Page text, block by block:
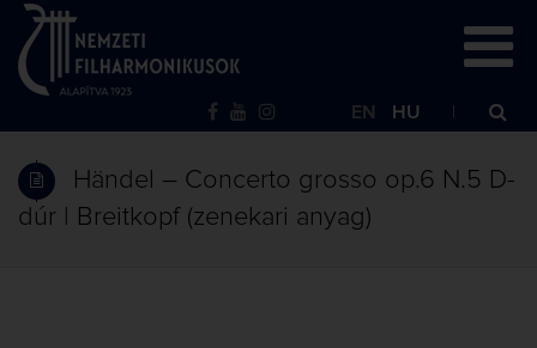
EN HU
Händel – Concerto grosso op.6 N.5 D-
dúr | Breitkopf (zenekari anyag)